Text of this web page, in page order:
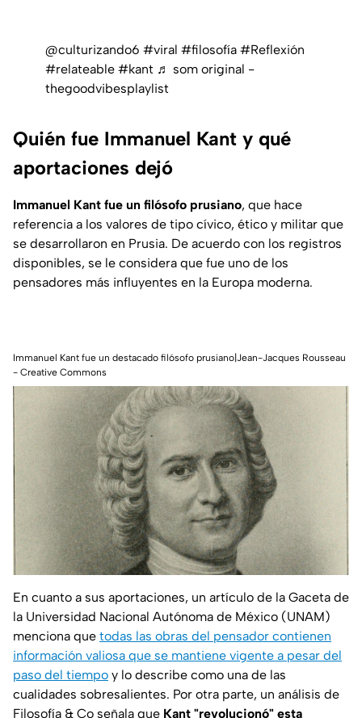
@culturizando6 #viral #filosofía #Reflexión
#relateable #kant ♬ som original -
thegoodvibesplaylist
Quién fue Immanuel Kant y qué
aportaciones dejó
Immanuel Kant fue un filósofo prusiano, que hace
referencia a los valores de tipo cívico, ético y militar que
se desarrollaron en Prusia. De acuerdo con los registros
disponibles, se le considera que fue uno de los
pensadores más influyentes en la Europa moderna.
Immanuel Kant fue un destacado filósofo prusiano|Jean-Jacques Rousseau
- Creative Commons
En cuanto a sus aportaciones, un artículo de la Gaceta de
la Universidad Nacional Autónoma de México (UNAM)
menciona que todas las obras del pensador contienen
información valiosa que se mantiene vigente a pesar del
paso del tiempo y lo describe como una de las
cualidades sobresalientes. Por otra parte, un análisis de
Filosofía & Co señala que Kant "revolucionó" esta